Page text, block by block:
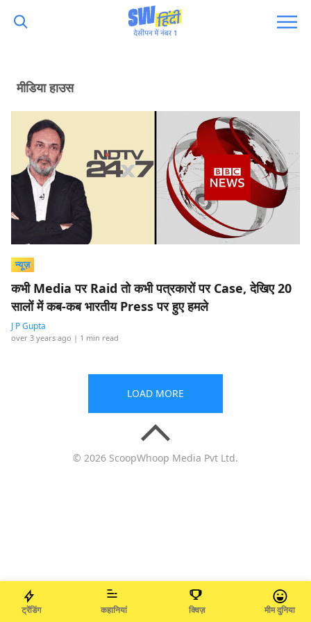
मीडिया हाउस
न्यूज़
कभी Media पर Raid तो कभी पत्रकारों पर Case, देखिए 20
सालों में कब-कब भारतीय Press पर हुए हमले
J P Gupta
over 3 years ago | 1 min read
LOAD MORE
© 2026 ScoopWhoop Media Pvt Ltd.
ट्रेंडिंग कहानियां क्विज़ मीम दुनिया